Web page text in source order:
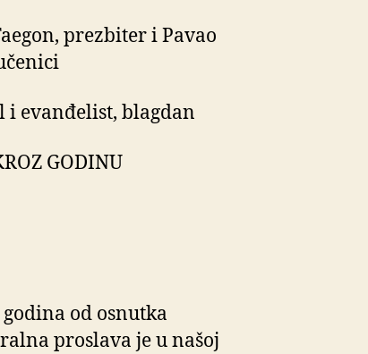
prezbiter i Pavao
i evanđelist, blagdan
GODINU
od osnutka
proslava je u našoj